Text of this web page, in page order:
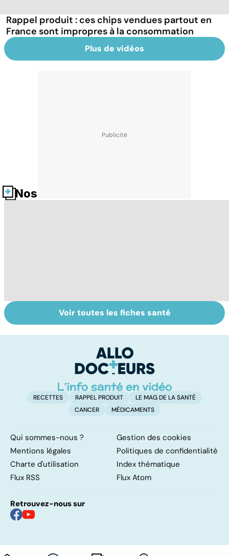
Rappel produit : ces chips vendues partout en
France sont impropres à la consommation
Plus de vidéos
Nos fiches santé
Tout savoir sur
les infections
Inflammation des
amygdales : que
d'angine ?
Voir toutes les fiches santé
RECETTES RAPPEL PRODUIT
LE MAG DE LA SANTÉ
CANCER
MÉDICAMENTS
Qui sommes-nous ?
Gestion des cookies
Mentions légales
Politiques de confidentialité
Charte d'utilisation
Index thématique
Flux RSS
Flux Atom
Retrouvez-nous sur